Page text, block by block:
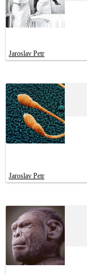
Jaroslav Petr
Jaroslav Petr